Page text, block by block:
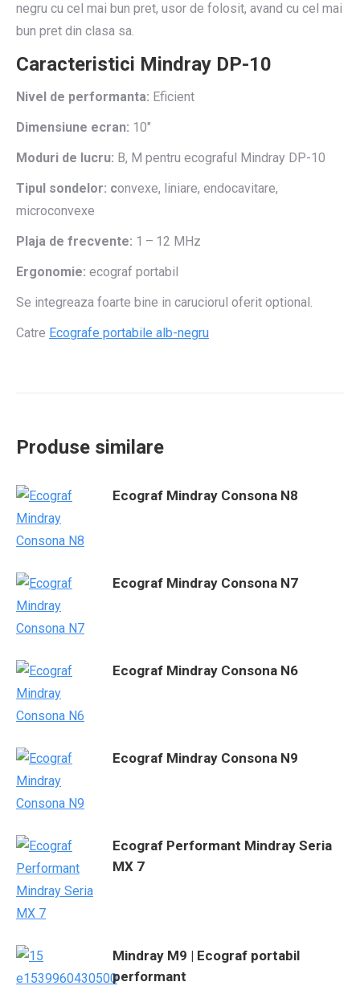
negru cu cel mai bun pret, usor de folosit, avand cu cel mai
bun pret din clasa sa.
Caracteristici Mindray DP-10
Nivel de performanta: Eficient
Dimensiune ecran: 10″
Moduri de lucru: B, M pentru ecograful Mindray DP-10
Tipul sondelor: convexe, liniare, endocavitare,
microconvexe
Plaja de frecvente: 1 – 12 MHz
Ergonomie: ecograf portabil
Se integreaza foarte bine in caruciorul oferit optional.
Catre Ecografe portabile alb-negru
Produse similare
Ecograf Mindray Consona N8
Ecograf Mindray Consona N7
Ecograf Mindray Consona N6
Ecograf Mindray Consona N9
Ecograf Performant Mindray Seria
MX 7
Mindray M9 | Ecograf portabil
performant